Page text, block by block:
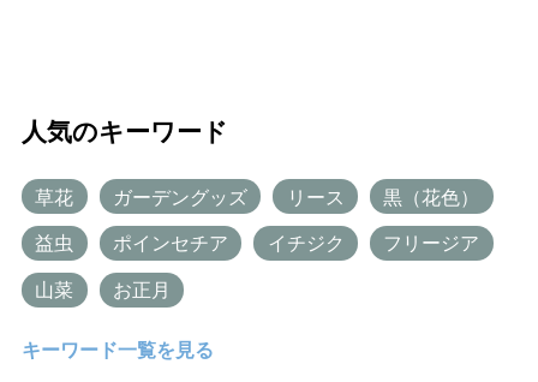
人気のキーワード
草花 ガーデングッズ リース 黒（花色）
益虫 ポインセチア イチジク フリージア
山菜 お正月
キーワード一覧を見る